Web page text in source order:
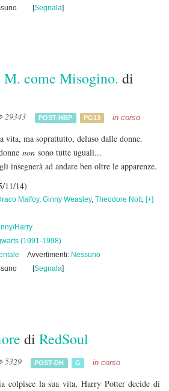
[Segnala]
come Misogino. di
29343 POST-HBP PG13 in corso
vita, ma soprattutto, deluso dalle donne.
non sono tutte uguali...
insegnerà ad andare ben oltre le apparenze.
11/14)
Malfoy, Ginny Weasley, Theodore Nott, [+]
Harry
(1991-1998)
Avvertimenti: Nessuno
[Segnala]
di RedSoul
5329 POST-DH G in corso
colpisce la sua vita, Harry Potter decide di